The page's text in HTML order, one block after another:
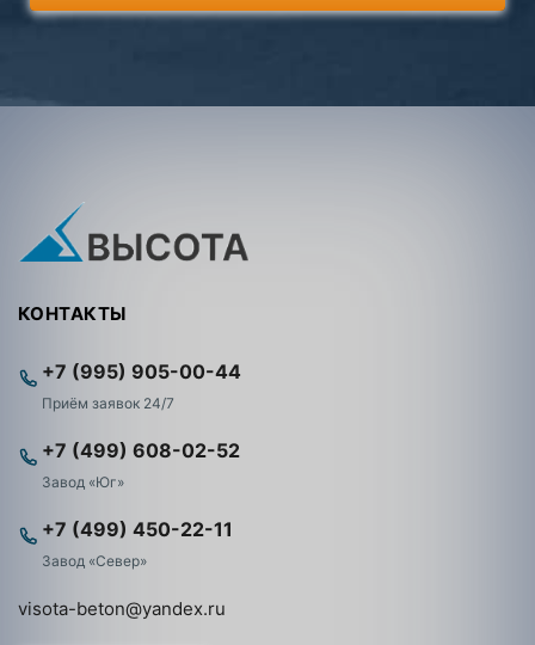
КОНТАКТЫ
+7 (995) 905-00-44
Приём заявок 24/7
+7 (499) 608-02-52
Завод «Юг»
+7 (499) 450-22-11
Завод «Север»
visota-beton@yandex.ru